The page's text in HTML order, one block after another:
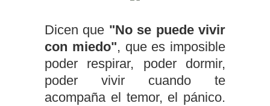
Dicen que "No se puede vivir
con miedo", que es imposible
poder respirar, poder dormir,
poder vivir cuando te
acompaña el temor, el pánico.